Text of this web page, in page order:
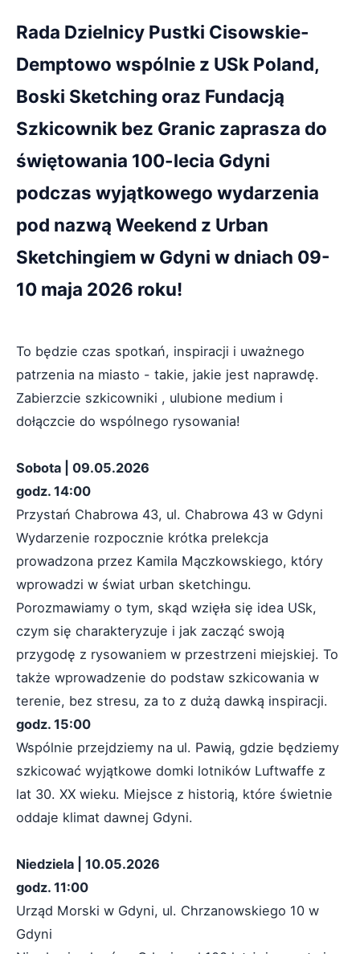
Rada Dzielnicy Pustki Cisowskie-
Demptowo wspólnie z USk Poland,
Boski Sketching oraz Fundacją
Szkicownik bez Granic zaprasza do
świętowania 100-lecia Gdyni
podczas wyjątkowego wydarzenia
pod nazwą Weekend z Urban
Sketchingiem w Gdyni w dniach 09-
10 maja 2026 roku!
To będzie czas spotkań, inspiracji i uważnego
patrzenia na miasto - takie, jakie jest naprawdę.
Zabierzcie szkicowniki , ulubione medium i
dołączcie do wspólnego rysowania!
Sobota | 09.05.2026
godz. 14:00
Przystań Chabrowa 43, ul. Chabrowa 43 w Gdyni
Wydarzenie rozpocznie krótka prelekcja
prowadzona przez Kamila Mączkowskiego, który
wprowadzi w świat urban sketchingu.
Porozmawiamy o tym, skąd wzięła się idea USk,
czym się charakteryzuje i jak zacząć swoją
przygodę z rysowaniem w przestrzeni miejskiej. To
także wprowadzenie do podstaw szkicowania w
terenie, bez stresu, za to z dużą dawką inspiracji.
godz. 15:00
Wspólnie przejdziemy na ul. Pawią, gdzie będziemy
szkicować wyjątkowe domki lotników Luftwaffe z
lat 30. XX wieku. Miejsce z historią, które świetnie
oddaje klimat dawnej Gdyni.
Niedziela | 10.05.2026
godz. 11:00
Urząd Morski w Gdyni, ul. Chrzanowskiego 10 w
Gdyni